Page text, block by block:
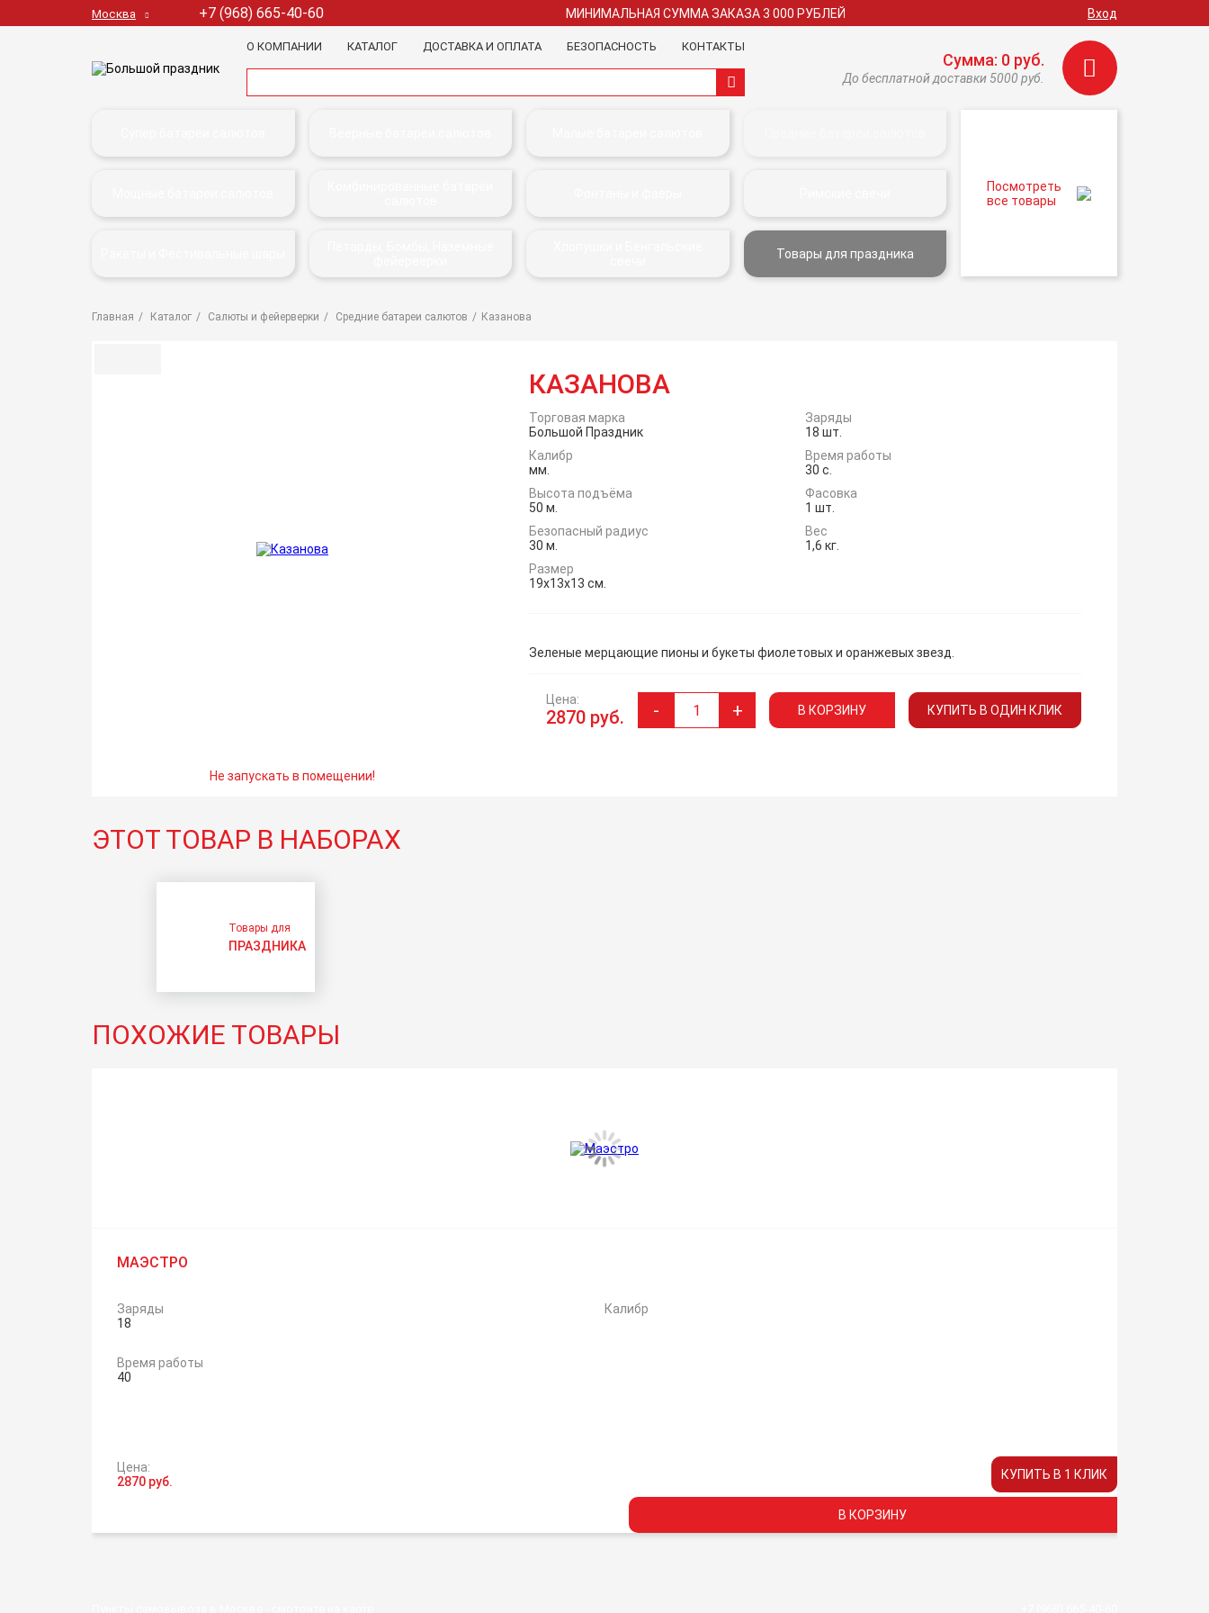
Москва +7 (968) 665-40-60 МИНИМАЛЬНАЯ СУММА ЗАКАЗА 3 000 РУБЛЕЙ Вход
О КОМПАНИИ КАТАЛОГ ДОСТАВКА И ОПЛАТА БЕЗОПАСНОСТЬ КОНТАКТЫ
Сумма: 0 руб.
До бесплатной доставки 5000 руб.
Товары для праздника
Посмотреть
все товары
Главная Каталог Салюты и фейерверки Средние батареи салютов Казанова
Не запускать в помещении!
КАЗАНОВА
Торговая марка
Большой Праздник
Заряды
18 шт.
Калибр
мм.
Время работы
30 с.
Высота подъёма
50 м.
Фасовка
1 шт.
Безопасный радиус
30 м.
Вес
1,6 кг.
Размер
19x13x13 см.
Зеленые мерцающие пионы и букеты фиолетовых и оранжевых звезд.
Цена:
2870 руб. - + В КОРЗИНУ КУПИТЬ В ОДИН КЛИК
ЭТОТ ТОВАР В НАБОРАХ
Товары для
ПРАЗДНИКА
ПОХОЖИЕ ТОВАРЫ
МАЭСТРО
Заряды
18
Калибр
Время работы
40
Цена:
2870 руб.
КУПИТЬ В 1 КЛИК
В КОРЗИНУ